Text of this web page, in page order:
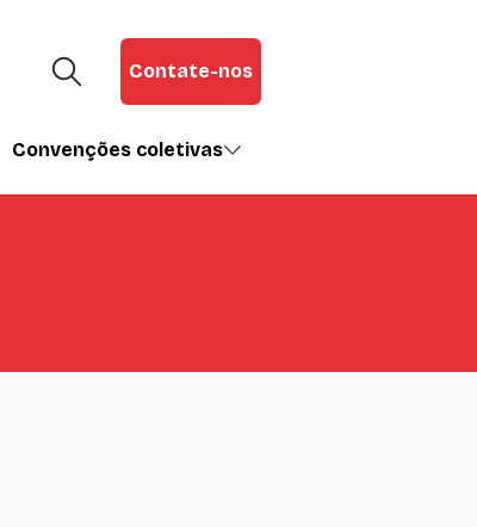
Contate-nos
Convenções coletivas